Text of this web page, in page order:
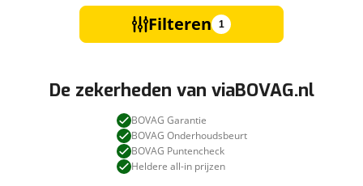
Filteren 1
De zekerheden van viaBOVAG.nl
BOVAG Garantie
BOVAG Onderhoudsbeurt
BOVAG Puntencheck
Heldere all-in prijzen